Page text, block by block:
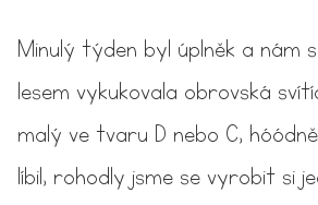
Minulý týden byl úplněk a nám
lesem vykukovala obrovská
malý ve tvaru D nebo C,
líbil, rohodly jsme se vyrobit si